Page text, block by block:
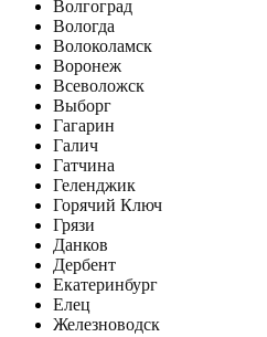
Волгоград
Вологда
Волоколамск
Воронеж
Всеволожск
Выборг
Гагарин
Галич
Гатчина
Геленджик
Горячий Ключ
Грязи
Данков
Дербент
Екатеринбург
Елец
Железноводск